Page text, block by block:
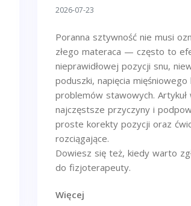
2026-07-23
Poranna sztywność nie musi
złego materaca — często to
nieprawidłowej pozycji snu,
poduszki, napięcia mięśniowego
problemów stawowych. Artykuł
najczęstsze przyczyny i
proste korekty pozycji oraz
rozciągające.
Dowiesz się też, kiedy warto
do fizjoterapeuty.
Więcej